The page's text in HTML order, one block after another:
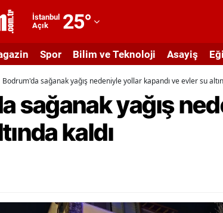
İstanbul
Açık
25°
Adıyaman
Afyonkarahisar
Ağrı
Amasya
Artvin
Spor Bilim ve Teknoloji Asayiş
Bodrum'da sağanak yağış nedeniyle yollar kapandı ve evler su
sağanak yağış
kaldı